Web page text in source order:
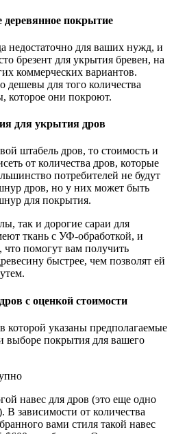
деревянное покрытие
недостаточно для ваших нужд, и
брезент для укрытия бревен, на
коммерческих вариантов.
дешевы для того количества
которое они покроют.
для укрытия дров
штабель дров, то стоимость и
от количества дров, которые
потребителей не будут
дров, но у них может быть
для покрытия.
так и дорогие сараи для
ткань с УФ-обработкой, и
помогут вам получить
быстрее, чем позволят ей
с оценкой стоимости
которой указаны предполагаемые
выборе покрытия для вашего
навес для дров (это еще одно
В зависимости от количества
вами стиля такой навес